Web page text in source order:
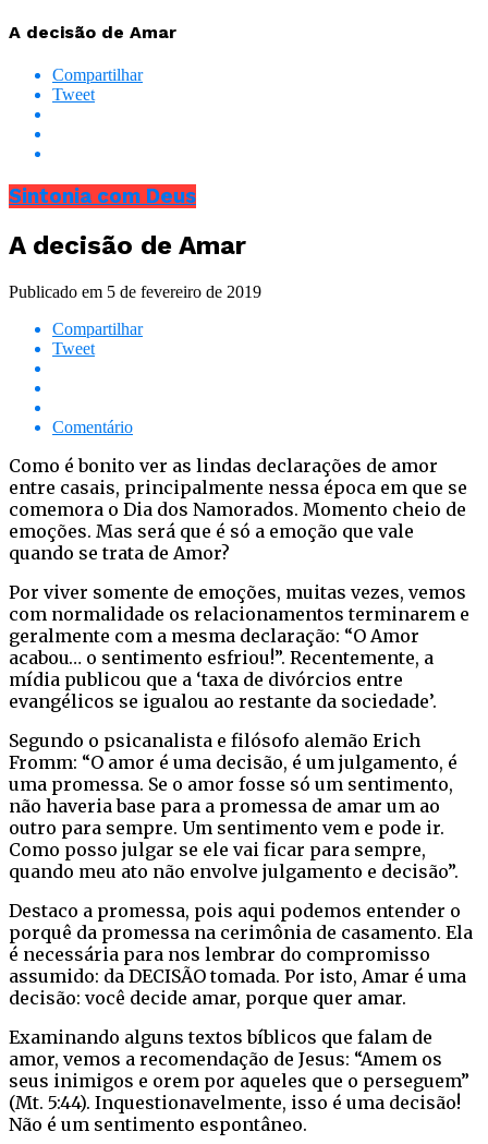
A decisão de Amar
Compartilhar
Tweet
Sintonia com Deus
A decisão de Amar
Publicado em 5 de fevereiro de 2019
Compartilhar
Tweet
Comentário
Como é bonito ver as lindas declarações de amor
entre casais, principalmente nessa época em que se
comemora o Dia dos Namorados. Momento cheio de
emoções. Mas será que é só a emoção que vale
quando se trata de Amor?
Por viver somente de emoções, muitas vezes, vemos
com normalidade os relacionamentos terminarem e
geralmente com a mesma declaração: “O Amor
acabou… o sentimento esfriou!”. Recentemente, a
mídia publicou que a ‘taxa de divórcios entre
evangélicos se igualou ao restante da sociedade’.
Segundo o psicanalista e filósofo alemão Erich
Fromm: “O amor é uma decisão, é um julgamento, é
uma promessa. Se o amor fosse só um sentimento,
não haveria base para a promessa de amar um ao
outro para sempre. Um sentimento vem e pode ir.
Como posso julgar se ele vai ficar para sempre,
quando meu ato não envolve julgamento e decisão”.
Destaco a promessa, pois aqui podemos entender o
porquê da promessa na cerimônia de casamento. Ela
é necessária para nos lembrar do compromisso
assumido: da DECISÃO tomada. Por isto, Amar é uma
decisão: você decide amar, porque quer amar.
Examinando alguns textos bíblicos que falam de
amor, vemos a recomendação de Jesus: “Amem os
seus inimigos e orem por aqueles que o perseguem”
(Mt. 5:44). Inquestionavelmente, isso é uma decisão!
Não é um sentimento espontâneo.